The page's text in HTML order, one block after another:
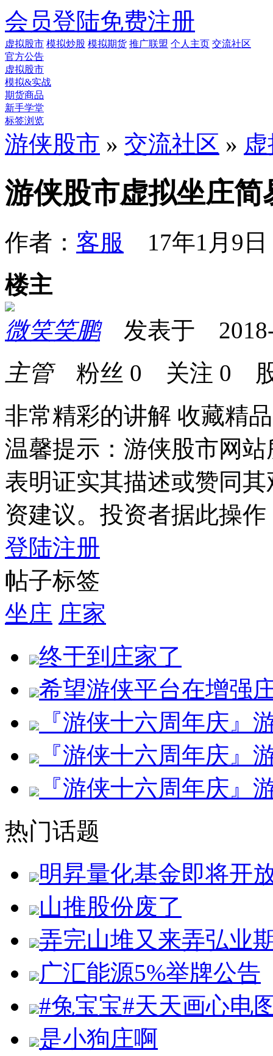
会员登陆免费注册
虚拟股市 模拟炒股 模拟期货 推广联盟 个人主页 交流社区
官方公告
虚拟股市
模拟&实战
期货商品
新手学堂
标签浏览
游侠股市 » 交流社区 »
游侠股市虚拟坐庄简
作者： 客服 17年1月9
楼主
微笑笑鹏发表于 2018-
主管粉丝 0 关注 0
非常精彩的讲解 收藏精
温馨提示：游侠股市网
表明证实其描述或赞同
资建议。投资者据此操
登陆注册
帖子标签
坐庄 庄家
终于到庄家了
希望游侠平台在增强
『游侠十六周年庆』
『游侠十六周年庆』
『游侠十六周年庆』
热门话题
明昇量化基金即将开
山推股份废了
弄完山堆又来弄弘业
广汇能源5%举牌公告
#兔宝宝#天天画心电
是小狗庄啊